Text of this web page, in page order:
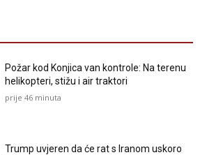
Požar kod Konjica van kontrole: Na terenu
helikopteri, stižu i air traktori
prije 46 minuta
Trump uvjeren da će rat s Iranom uskoro